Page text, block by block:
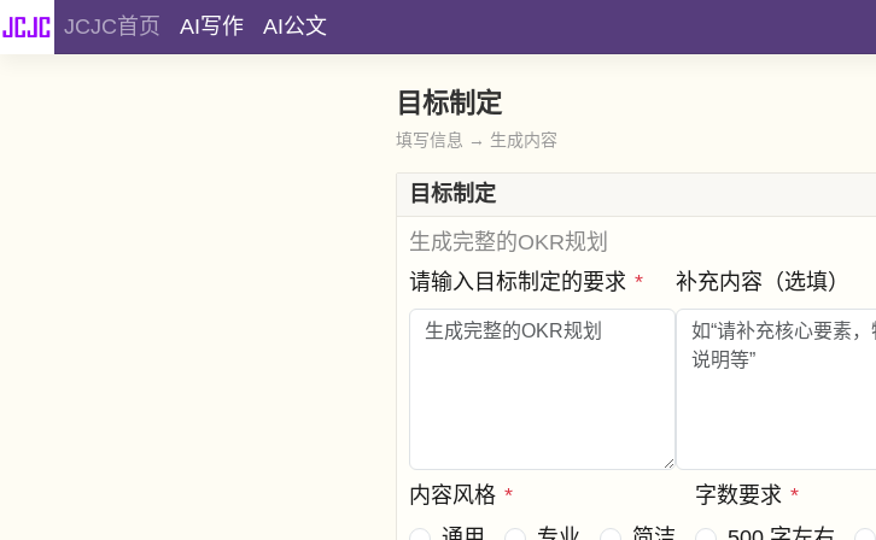
JCJC首页 AI写作 AI公文
目标制定
填写信息 → 生成内容
目标制定
生成完整的OKR规划
请输入目标制定的要求 * 补充内容（选填）
内容风格 *
字数要求 *